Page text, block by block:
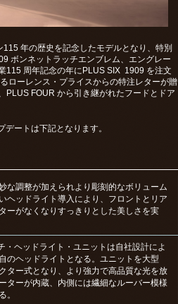
年の歴史を記念したモデルとなり、特別
ボンネットラッチエンブレム、エングレー
115 周年記念の年にPLUS SIX 1909 を注⽂
ローレンス・プライスからの特注レターが贈
PLUS FOUR から引き継がれたフードとドア
ートは下記となります。
な調整が加えられより彫刻的なボリューム
ヘッドライト導入により、フロントとリア
ーがなくなりすっきりとした美しさを実
・ヘッドライト・ユニットは自社設計によ
のヘッドライトとなる。ユニットを⼤型
ター式となり、より強⼒で⾼品質な光を放
ターが内蔵、内側には繊細なルーバー模様
。